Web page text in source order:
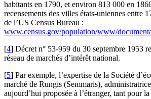
habitants en 1790, et environ 813 000 en
recensements des villes états-uniennes entre
de l’US Census Bureau :
www.census.gov/population/www/
[4] Décret n° 53-959 du 30 septembre 1953
réseau de marchés d’intérêt national.
[5] Par exemple, l’expertise de la Société
marché de Rungis (Semmaris),
aujourd’hui proposée à l’étranger, tant pour